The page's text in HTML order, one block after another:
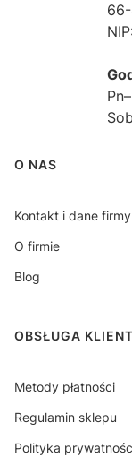
Linki w stopce
O NAS
Kontakt i dane firmy
O firmie
Blog
OBSŁUGA
Metody płatności
Regulamin sklepu
Polityka